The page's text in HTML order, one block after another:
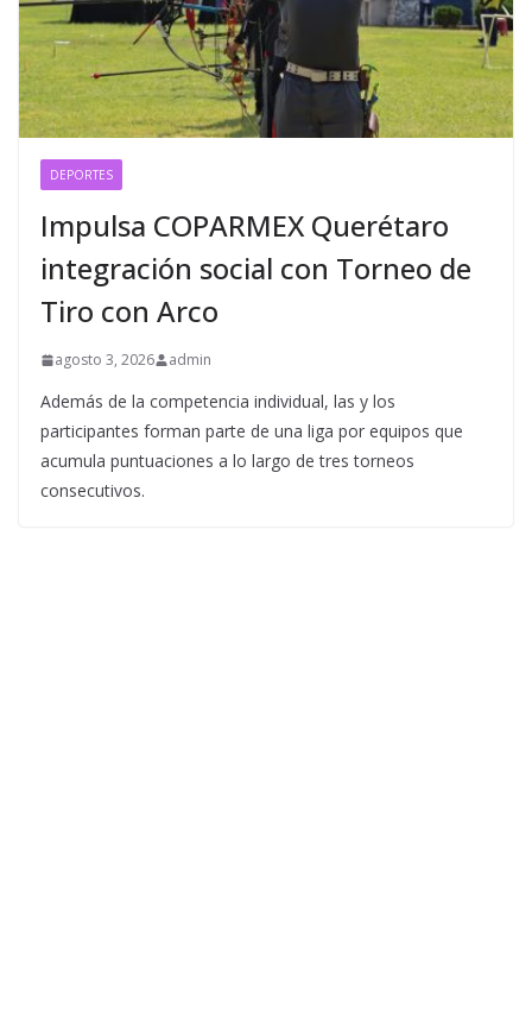
DEPORTES
Impulsa COPARMEX Querétaro
integración social con Torneo de
Tiro con Arco
agosto 3, 2026 admin
Además de la competencia individual, las y los
participantes forman parte de una liga por equipos que
acumula puntuaciones a lo largo de tres torneos
consecutivos.